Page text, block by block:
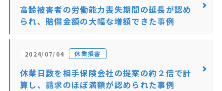
高齢被害者の労働能力喪失期間の延長が認め
られ、賠償金額の大幅な増額できた事例
2024/07/04 休業損害
休業日数を相手保険会社の提案の約２倍で計
算し、請求のほぼ満額が認められた事例